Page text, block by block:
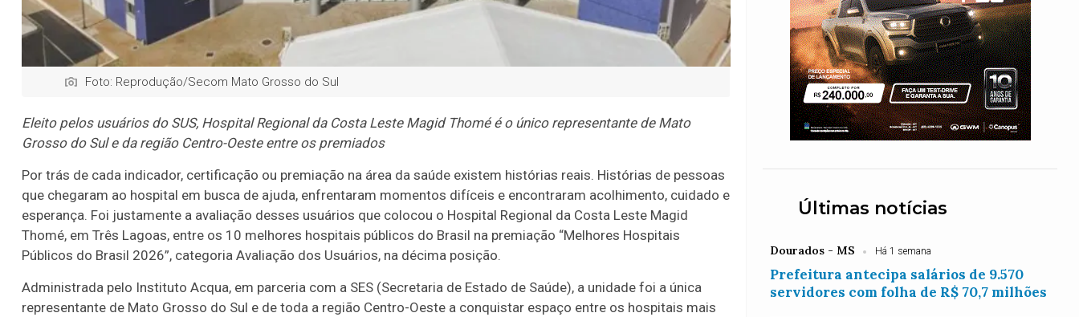
Foto: Reprodução/Secom Mato Grosso do Sul
Eleito pelos usuários do SUS, Hospital Regional da Costa Leste Magid Thomé é o único representante de Mato
Grosso do Sul e da região Centro-Oeste entre os premiados
Por trás de cada indicador, certificação ou premiação na área da saúde existem histórias reais. Histórias de pessoas
que chegaram ao hospital em busca de ajuda, enfrentaram momentos difíceis e encontraram acolhimento, cuidado e
esperança. Foi justamente a avaliação desses usuários que colocou o Hospital Regional da Costa Leste Magid
Thomé, em Três Lagoas, entre os 10 melhores hospitais públicos do Brasil na premiação “Melhores Hospitais
Públicos do Brasil 2026”, categoria Avaliação dos Usuários, na décima posição.
Administrada pelo Instituto Acqua, em parceria com a SES (Secretaria de Estado de Saúde), a unidade foi a única
representante de Mato Grosso do Sul e de toda a região Centro-Oeste a conquistar espaço entre os hospitais mais
Últimas notícias
Dourados - MS Há 1 semana
Prefeitura antecipa salários de 9.570
servidores com folha de R$ 70,7 milhões